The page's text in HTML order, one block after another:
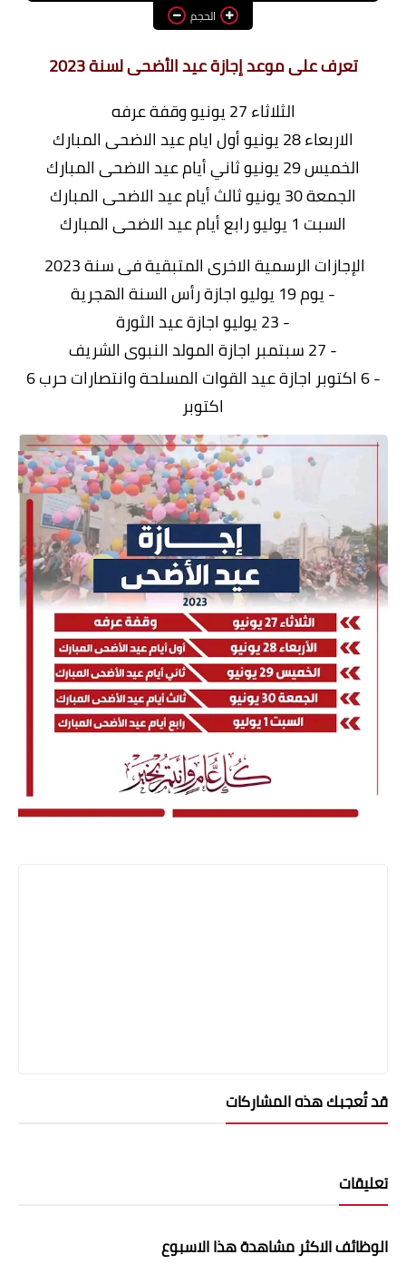
وظائف اعضاء هيئة تدريس
الحجم
تعرف على موعد إجازة عيد الأضحى لسنة 2023
الثلاثاء 27 يونيو وقفة عرفه
الاربعاء 28 يونيو أول ايام عيد الاضحى المبارك
الخميس 29 يونيو ثاني أيام عيد الاضحى المبارك
الجمعة 30 يونيو ثالث أيام عيد الاضحى المبارك
السبت 1 يوليو رابع أيام عيد الاضحى المبارك
الإجازات الرسمية الاخرى المتبقية فى سنة 2023
- يوم 19 يوليو اجازة رأس السنة الهجرية
- 23 يوليو اجازة عيد الثورة
- 27 سبتمبر اجازة المولد النبوى الشريف
- 6 اكتوبر اجازة عيد القوات المسلحة وانتصارات حرب 6
اكتوبر
قد تُعجبك هذه المشاركات
تعليقات
الوظائف الاكثر مشاهدة هذا الاسبوع